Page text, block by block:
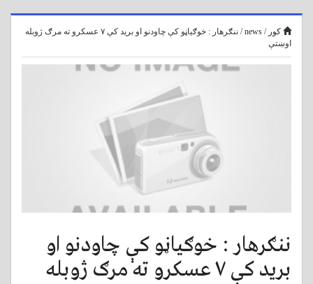
امریکاپه سعودی عربستان کي ګونسلګري تړلې .
کور /
news
/
ننګرهار : خوګياڼو کې چاودنو او بريد کې ۷ عسکرو ته مرګ ژوبله
اوښتې
ننګرهار : خوګياڼو کې چاودنو او
بريد کې ۷ عسکرو ته مرګ ژوبله